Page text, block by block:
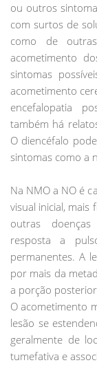
ou outros
com surtos de
como de
acometimento
sintomas
acometimento
encefalopatia
também há
O diencéfalo
sintomas como a
Na NMO a NO é
visual inicial,
outras
resposta a
permanentes. A
por mais da
a porção
O acometimento
lesão se
geralmente de
tumefativa e